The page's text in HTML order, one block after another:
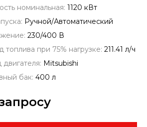
номинальная: 1120 кВт
Ручной/Автоматический
230/400 В
топлива при 75% нагрузке: 211.41 л/ч
Mitsubishi
бак: 400 л